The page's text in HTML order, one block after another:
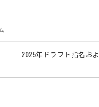
2025年ドラフト指名お